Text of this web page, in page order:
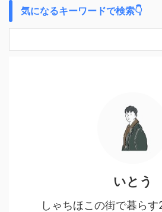
気になるキーワードで検索👇
いとう
しゃちほこの街で暮らす